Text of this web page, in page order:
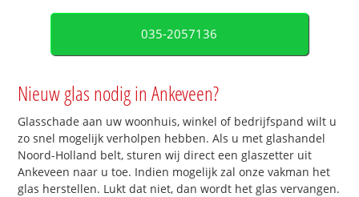
035-2057136
Nieuw glas nodig in Ankeveen?
Glasschade aan uw woonhuis, winkel of bedrijfspand wilt u
zo snel mogelijk verholpen hebben. Als u met glashandel
Noord-Holland belt, sturen wij direct een glaszetter uit
Ankeveen naar u toe. Indien mogelijk zal onze vakman het
glas herstellen. Lukt dat niet, dan wordt het glas vervangen.